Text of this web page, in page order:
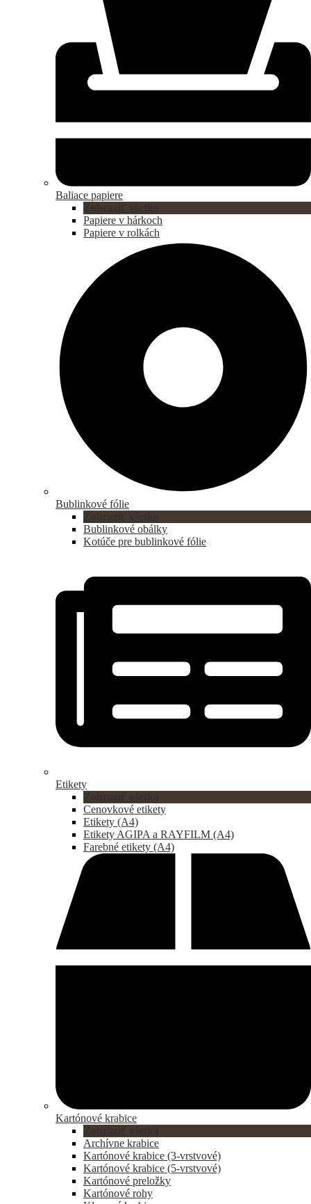
Baliace papiere
Papiere v hárkoch
Papiere v rolkách
Bublinkové fólie
Bublinkové obálky
Kotúče pre bublinkové fólie
Etikety
Cenovkové etikety
Etikety (A4)
Etikety AGIPA a RAYFILM (A4)
Farebné etikety (A4)
Kartónové krabice
Archívne krabice
Kartónové krabice (3-vrstvové)
Kartónové krabice (5-vrstvové)
Kartónové preložky
Kartónové rohy